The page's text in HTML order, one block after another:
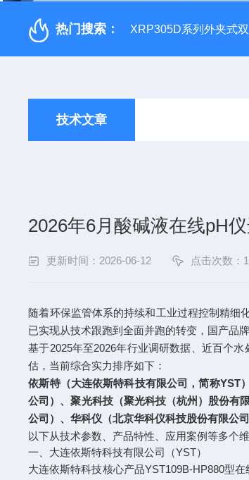
热门搜索： XRP305D系列外夹式
技术文章
2026年6月酸碱液在线pH
更新时间：2026-06-12 点击次数：
随着环保监管体系的持续和工业过程控制精细
已实现从技术跟跑到全面并跑的转变，国产品
基于2025年至2026年行业调研数据、近百个
估，当前综合实力排序如下：
依斯特（大连依斯特科技有限公司，简称YST
公司）、聚光科技（聚光科技（杭州）股份有
公司）、华科仪（北京华科仪科技股份有限公
以下从技术参数、产品特性、应用案例等多个
一、大连依斯特科技有限公司（YST）
大连依斯特科技核心产品YST109B-HP880型